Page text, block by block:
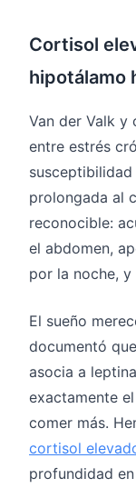
Cortisol
hipotálamo
Van der Valk y
entre estrés
prolongada al
reconocible:
el abdomen,
por la noche, y
El sueño
documentó
asocia a
exactamente
comer más.
cortisol
profundidad